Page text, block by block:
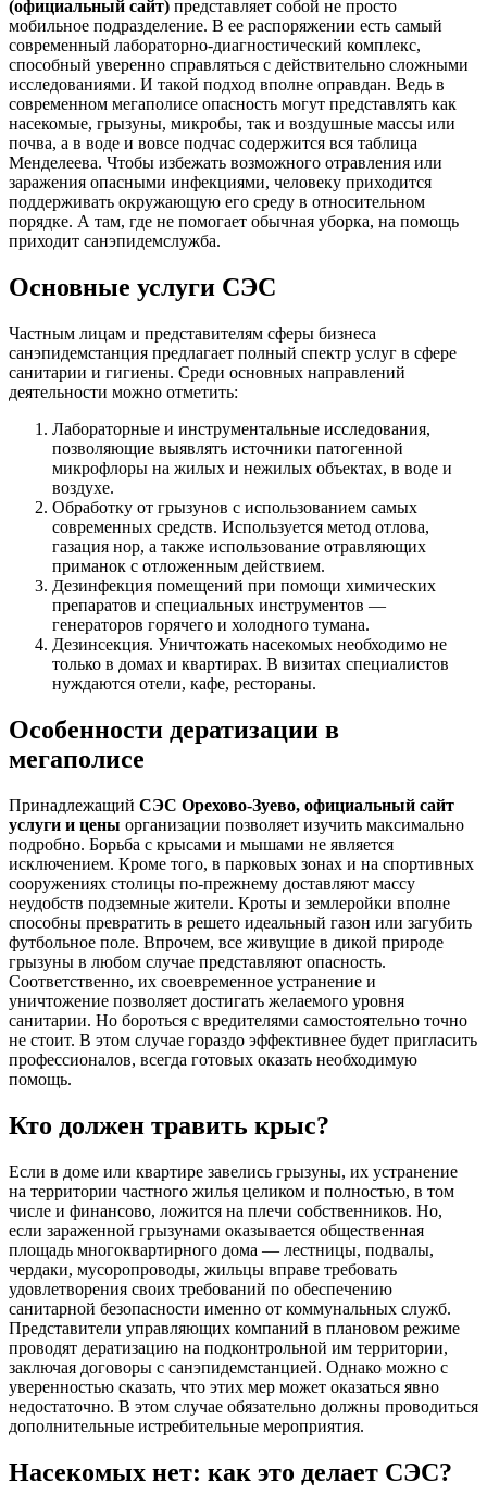
(официальный сайт) представляет собой не просто
мобильное подразделение. В ее распоряжении есть самый
современный лабораторно-диагностический комплекс,
способный уверенно справляться с действительно сложными
исследованиями. И такой подход вполне оправдан. Ведь в
современном мегаполисе опасность могут представлять как
насекомые, грызуны, микробы, так и воздушные массы или
почва, а в воде и вовсе подчас содержится вся таблица
Менделеева. Чтобы избежать возможного отравления или
заражения опасными инфекциями, человеку приходится
поддерживать окружающую его среду в относительном
порядке. А там, где не помогает обычная уборка, на помощь
приходит санэпидемслужба.
Основные услуги СЭС
Частным лицам и представителям сферы бизнеса
санэпидемстанция предлагает полный спектр услуг в сфере
санитарии и гигиены. Среди основных направлений
деятельности можно отметить:
Лабораторные и инструментальные исследования,
позволяющие выявлять источники патогенной
микрофлоры на жилых и нежилых объектах, в воде и
воздухе.
Обработку от грызунов с использованием самых
современных средств. Используется метод отлова,
газация нор, а также использование отравляющих
приманок с отложенным действием.
Дезинфекция помещений при помощи химических
препаратов и специальных инструментов —
генераторов горячего и холодного тумана.
Дезинсекция. Уничтожать насекомых необходимо не
только в домах и квартирах. В визитах специалистов
нуждаются отели, кафе, рестораны.
Особенности дератизации в
мегаполисе
Принадлежащий СЭС Орехово-Зуево, официальный сайт
услуги и цены организации позволяет изучить максимально
подробно. Борьба с крысами и мышами не является
исключением. Кроме того, в парковых зонах и на спортивных
сооружениях столицы по-прежнему доставляют массу
неудобств подземные жители. Кроты и землеройки вполне
способны превратить в решето идеальный газон или загубить
футбольное поле. Впрочем, все живущие в дикой природе
грызуны в любом случае представляют опасность.
Соответственно, их своевременное устранение и
уничтожение позволяет достигать желаемого уровня
санитарии. Но бороться с вредителями самостоятельно точно
не стоит. В этом случае гораздо эффективнее будет пригласить
профессионалов, всегда готовых оказать необходимую
помощь.
Кто должен травить крыс?
Если в доме или квартире завелись грызуны, их устранение
на территории частного жилья целиком и полностью, в том
числе и финансово, ложится на плечи собственников. Но,
если зараженной грызунами оказывается общественная
площадь многоквартирного дома — лестницы, подвалы,
чердаки, мусоропроводы, жильцы вправе требовать
удовлетворения своих требований по обеспечению
санитарной безопасности именно от коммунальных служб.
Представители управляющих компаний в плановом режиме
проводят дератизацию на подконтрольной им территории,
заключая договоры с санэпидемстанцией. Однако можно с
уверенностью сказать, что этих мер может оказаться явно
недостаточно. В этом случае обязательно должны проводиться
дополнительные истребительные мероприятия.
Насекомых нет: как это делает СЭС?